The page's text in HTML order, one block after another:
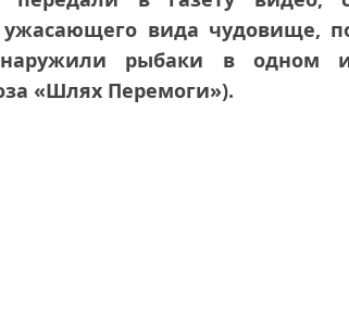
вида чудовище,
рыбаки в одном
«Шлях Перемоги»).